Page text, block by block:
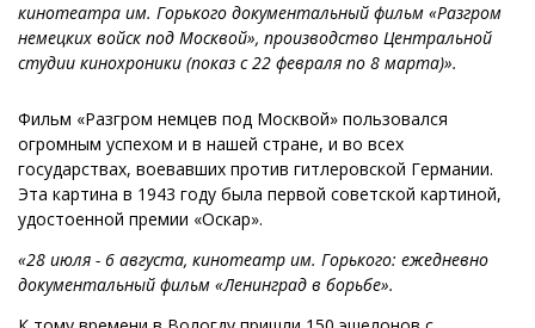
кинотеатра им. Горького документальный фильм «Разгром
немецких войск под Москвой», производство Центральной
студии кинохроники (показ с 22 февраля по 8 марта)».
Фильм «Разгром немцев под Москвой» пользовался
огромным успехом и в нашей стране, и во всех
государствах, воевавших против гитлеровской Германии.
Эта картина в 1943 году была первой советской картиной,
удостоенной премии «Оскар».
«28 июля - 6 августа, кинотеатр им. Горького: ежедневно
документальный фильм «Ленинград в борьбе».